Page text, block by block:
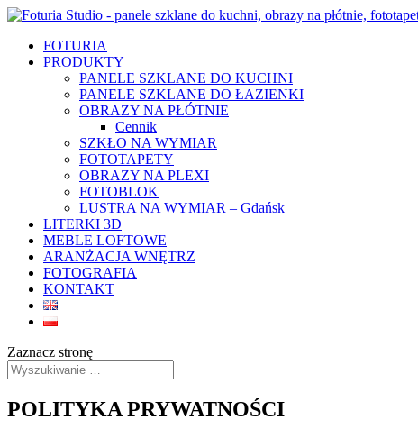
FOTURIA
PRODUKTY
PANELE SZKLANE DO KUCHNI
PANELE SZKLANE DO ŁAZIENKI
OBRAZY NA PŁÓTNIE
Cennik
SZKŁO NA WYMIAR
FOTOTAPETY
OBRAZY NA PLEXI
FOTOBLOK
LUSTRA NA WYMIAR – Gdańsk
LITERKI 3D
MEBLE LOFTOWE
ARANŻACJA WNĘTRZ
FOTOGRAFIA
KONTAKT
Zaznacz stronę
POLITYKA PRYWATNOŚCI